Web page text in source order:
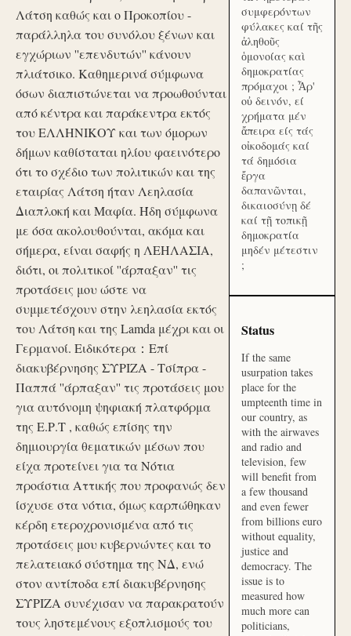
Λάτση καθώς και ο Προκοπίου -
παράλληλα του συνόλου ξένων και
εγχώριων ''επενδυτών'' κάνουν
πλιάτσικο. Καθημερινά σύμφωνα
όσων διαπιστώνεται να προωθούνται
από κέντρα και παράκεντρα εκτός
του ΕΛΛΗΝΙΚΟΥ και των όμορων
δήμων καθίσταται ηλίου φαεινότερο
ότι το σχέδιο των πολιτικών και της
εταιρίας Λάτση ήταν Λεηλασία
Διαπλοκή και Μαφία. Ήδη σύμφωνα
με όσα ακολουθούνται, ακόμα και
σήμερα, είναι σαφής η ΛΕΗΛΑΣΙΑ,
διότι, οι πολιτικοί ''άρπαξαν'' τις
προτάσεις μου ώστε να
συμμετέσχουν στην λεηλασία εκτός
του Λάτση και της Lamda μέχρι και οι
Γερμανοί. Ειδικότερα：Επί
διακυβέρνησης ΣΥΡΙΖΑ - Τσίπρα -
Παππά ''άρπαξαν'' τις προτάσεις μου
για αυτόνομη ψηφιακή πλατφόρμα
της Ε.Ρ.Τ , καθώς επίσης την
δημιουργία θεματικών μέσων που
είχα προτείνει για τα Νότια
προάστια Αττικής που προφανώς δεν
ίσχυσε στα νότια, όμως καρπώθηκαν
κέρδη ετεροχρονισμένα από τις
προτάσεις μου κυβερνώντες και το
πελατειακό σύστημα της ΝΔ, ενώ
στον αντίποδα επί διακυβέρνησης
ΣΥΡΙΖΑ συνέχισαν να παρακρατούν
τους ληστεμένους εξοπλισμούς του
συμφερόντων
φύλακες καί τῆς
ἀληθοῦς
ὁμονοίας καὶ
δημοκρατίας
πρόμαχοι ; Ἆρ'
οὐ δεινόν, εί
χρήματα μέν
ἄπειρα είς τάς
οἰκοδομάς καί
τά δημόσια
ἔργα
δαπανῶνται,
δικαιοσύνῃ δέ
καί τῇ τοπικῇ
δημοκρατία
μηδέν μέτεστιν
;
Status
If the same
usurpation takes
place for the
umpteenth time in
our country, as
with the airwaves
and radio and
television, few
will benefit from
a few thousand
and even fewer
from billions euro
without equality,
justice and
democracy. The
issue is to
measured how
much more can
politicians,